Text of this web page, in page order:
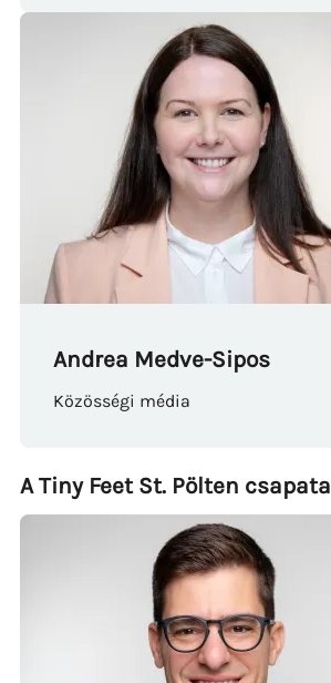
Andrea Medve-Sipos
Közösségi média
A Tiny Feet St. Pölten csapata